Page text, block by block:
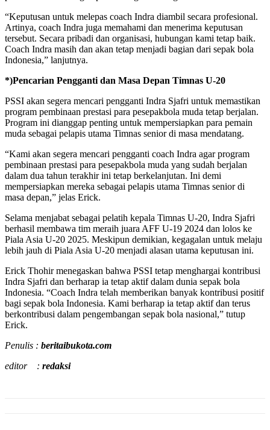
“Keputusan untuk melepas coach Indra diambil secara profesional.
Artinya, coach Indra juga memahami dan menerima keputusan
tersebut. Secara pribadi dan organisasi, hubungan kami tetap baik.
Coach Indra masih dan akan tetap menjadi bagian dari sepak bola
Indonesia,” lanjutnya.
*)Pencarian Pengganti dan Masa Depan Timnas U-20
PSSI akan segera mencari pengganti Indra Sjafri untuk memastikan
program pembinaan prestasi para pesepakbola muda tetap berjalan.
Program ini dianggap penting untuk mempersiapkan para pemain
muda sebagai pelapis utama Timnas senior di masa mendatang.
“Kami akan segera mencari pengganti coach Indra agar program
pembinaan prestasi para pesepakbola muda yang sudah berjalan
dalam dua tahun terakhir ini tetap berkelanjutan. Ini demi
mempersiapkan mereka sebagai pelapis utama Timnas senior di
masa depan,” jelas Erick.
Selama menjabat sebagai pelatih kepala Timnas U-20, Indra Sjafri
berhasil membawa tim meraih juara AFF U-19 2024 dan lolos ke
Piala Asia U-20 2025. Meskipun demikian, kegagalan untuk melaju
lebih jauh di Piala Asia U-20 menjadi alasan utama keputusan ini.
Erick Thohir menegaskan bahwa PSSI tetap menghargai kontribusi
Indra Sjafri dan berharap ia tetap aktif dalam dunia sepak bola
Indonesia. “Coach Indra telah memberikan banyak kontribusi positif
bagi sepak bola Indonesia. Kami berharap ia tetap aktif dan terus
berkontribusi dalam pengembangan sepak bola nasional,” tutup
Erick.
Penulis : beritaibukota.com
editor : redaksi